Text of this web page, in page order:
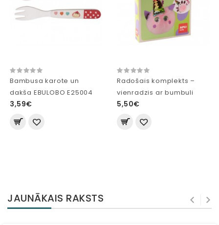
Bambusa karote un
dakša EBULOBO E25004
3,59€
Radošais komplekts –
vienradzis ar bumbuli
5,50€
JAUNĀKAIS RAKSTS